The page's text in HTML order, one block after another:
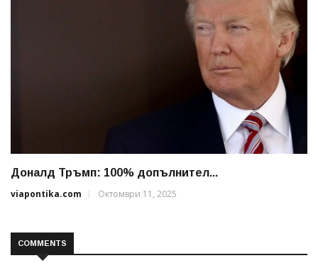
Доналд Тръмп: 100% допълнител...
viapontika.com
Октомври 11, 2025
COMMENTS